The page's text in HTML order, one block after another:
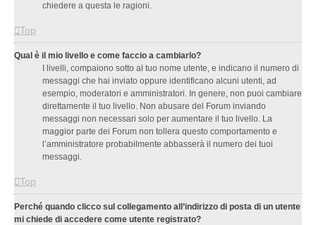
chiedere a questa le ragioni.
Top
Qual è il mio livello e come faccio a cambiarlo?
I livelli, compaiono sotto al tuo nome utente, e indicano il numero di
messaggi che hai inviato oppure identificano alcuni utenti, ad
esempio, moderatori e amministratori. In genere, non puoi cambiare
direttamente il tuo livello. Non abusare del Forum inviando
messaggi non necessari solo per aumentare il tuo livello. La
maggior parte dei Forum non tollera questo comportamento e
l’amministratore probabilmente abbasserà il numero dei tuoi
messaggi.
Top
Perché quando clicco sul collegamento all’indirizzo di posta di un utente
mi chiede di accedere come utente registrato?